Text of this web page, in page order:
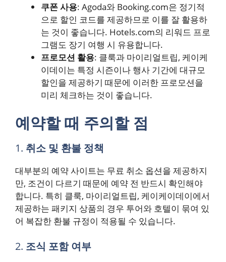
쿠폰 사용: Agoda와 Booking.com은 정기적
으로 할인 코드를 제공하므로 이를 잘 활용하
는 것이 좋습니다. Hotels.com의 리워드 프로
그램도 장기 여행 시 유용합니다.
프로모션 활용: 클룩과 마이리얼트립, 케이케
이데이는 특정 시즌이나 행사 기간에 대규모
할인을 제공하기 때문에 이러한 프로모션을
미리 체크하는 것이 좋습니다.
예약할 때 주의할 점
1. 취소 및 환불 정책
대부분의 예약 사이트는 무료 취소 옵션을 제공하지
만, 조건이 다르기 때문에 예약 전 반드시 확인해야
합니다. 특히 클룩, 마이리얼트립, 케이케이데이에서
제공하는 패키지 상품의 경우 투어와 호텔이 묶여 있
어 복잡한 환불 규정이 적용될 수 있습니다.
2. 조식 포함 여부